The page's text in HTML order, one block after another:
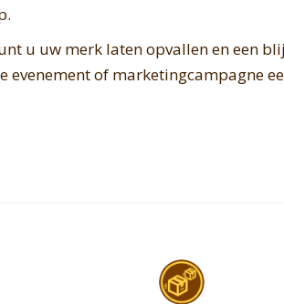
u uw merk laten opvallen en een
evenement of marketingcampagne